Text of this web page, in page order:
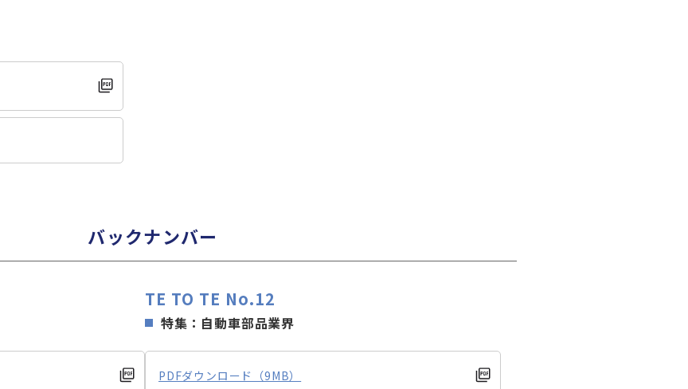
バックナンバー
TE TO TE No.12
特集：自動車部品業界
PDFダウンロード（9MB）